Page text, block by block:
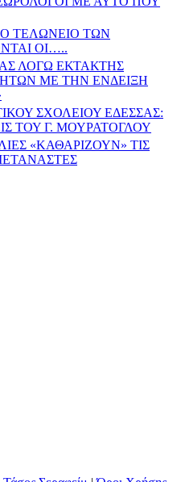
ΤΕΛΩΝΕΙΟ ΤΩΝ
ΟΙ…..
ΛΟΓΩ ΕΚΤΑΚΤΗΣ
ΜΕ ΤΗΝ ΕΝΔΕΙΞΗ
ΣΧΟΛΕΙΟΥ ΕΔΕΣΣΑΣ:
ΤΟΥ Γ. ΜΟΥΡΑΤΟΓΛΟΥ
«ΚΑΘΑΡΙΖΟΥΝ» ΤΙΣ